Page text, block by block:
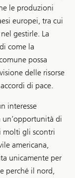
le produzioni
europei, tra cui
gestirle. La
come la
possa
delle risorse
di pace.
interesse
un’opportunità di
molti gli scontri
americana,
unicamente per
perché il nord,